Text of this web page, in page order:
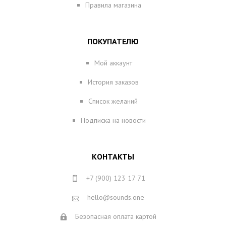
Правила магазина
ПОКУПАТЕЛЮ
Мой аккаунт
История заказов
Список желаний
Подписка на новости
КОНТАКТЫ
+7 (900) 123 17 71
hello@sounds.one
Безопасная оплата картой